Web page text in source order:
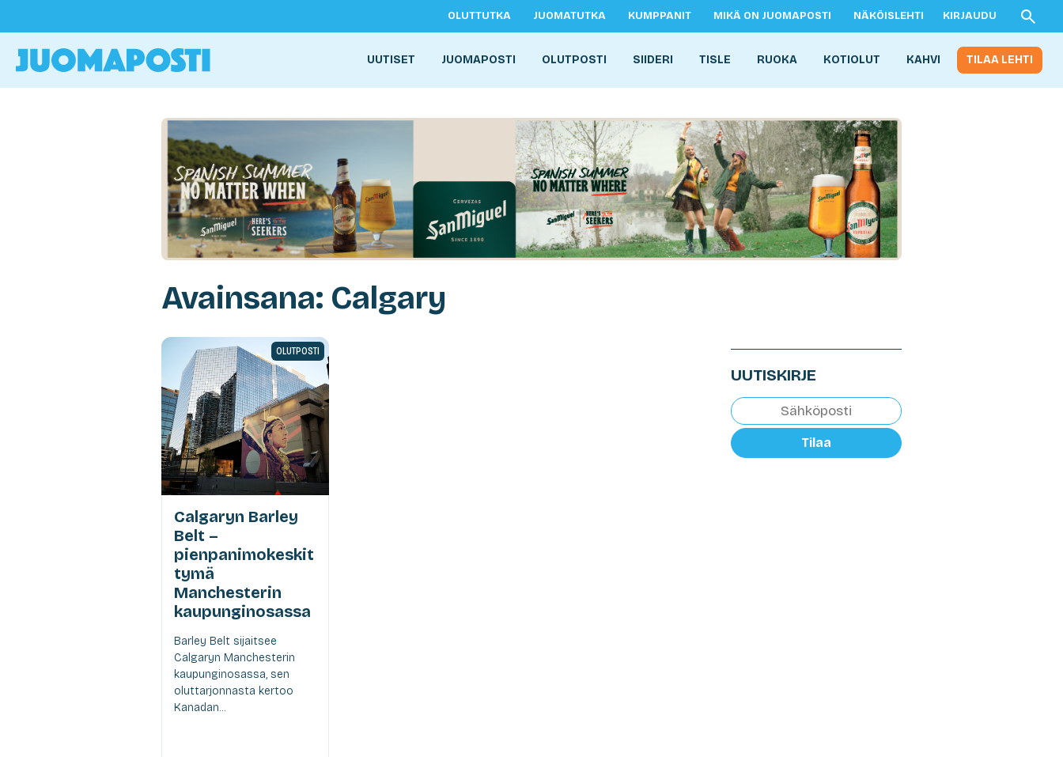
OLUTTUTKA JUOMATUTKA KUMPPANIT MIKÄ ON JUOMAPOSTI NÄKÖISLEHTI KIRJAUDU
UUTISET JUOMAPOSTI OLUTPOSTI SIIDERI TISLE RUOKA KOTIOLUT KAHVI TILAA LEHTI
Avainsana: Calgary
OLUTPOSTI
Calgaryn Barley
Belt –
pienpanimokeskit
tymä
Manchesterin
kaupunginosassa
Barley Belt sijaitsee
Calgaryn Manchesterin
kaupunginosassa, sen
oluttarjonnasta kertoo
Kanadan...
UUTISKIRJE
Tilaa